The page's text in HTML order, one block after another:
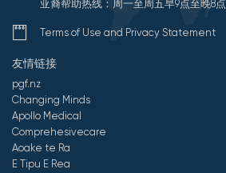
亚裔帮助热线：周一至周五早9点至晚8点
Terms of Use and Privacy Statement
友情链接
pgf.nz
Changing Minds
Apollo Medical
Comprehesivecare
Aoake te Ra
E Tipu E Rea